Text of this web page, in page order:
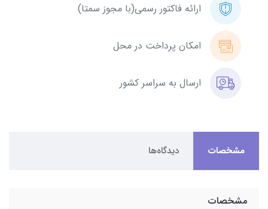
ارائه فاکتور رسمی(با مجوز سمتا)
امکان پرداخت در محل
ارسال به سراسر کشور
مشخصات دیدگاه‌ها
مشخصات